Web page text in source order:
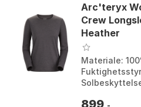
Arc'teryx
Crew
Heather
Materiale:
899 ,-